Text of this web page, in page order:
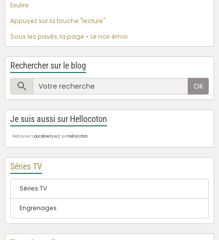
Exulire
Appuyez sur la touche "lecture"
Sous les pavés, la page - Le noir émoi
Rechercher sur le blog
OK
Je suis aussi sur Hellocoton
Retrouvez LauralineXywz surHellocoton
Séries TV
Séries TV
Engrenages